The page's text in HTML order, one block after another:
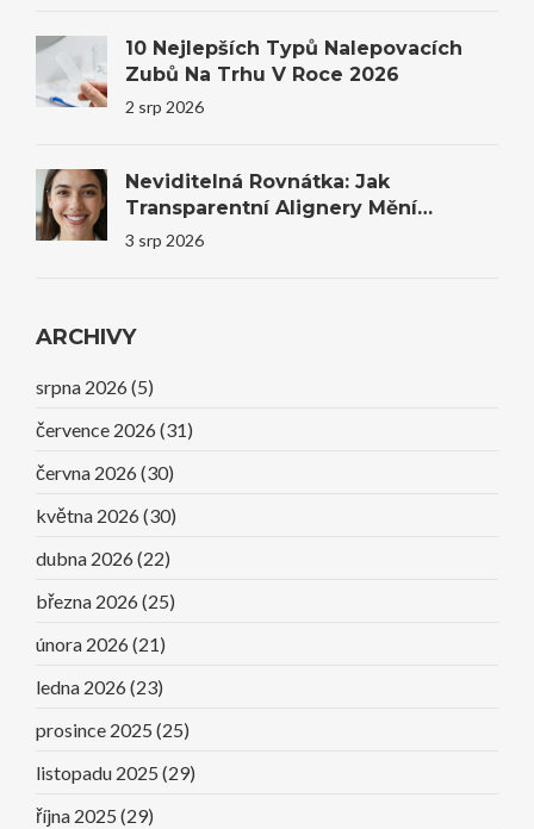
10 Nejlepších Typů Nalepovacích
Zubů Na Trhu V Roce 2026
2 srp 2026
Neviditelná Rovnátka: Jak
Transparentní Alignery Mění
Úsměvy I Sebevědomí
3 srp 2026
ARCHIVY
srpna 2026 (5)
července 2026 (31)
června 2026 (30)
května 2026 (30)
dubna 2026 (22)
března 2026 (25)
února 2026 (21)
ledna 2026 (23)
prosince 2025 (25)
listopadu 2025 (29)
října 2025 (29)